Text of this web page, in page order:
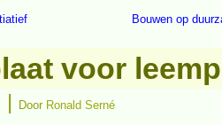
Bouwen op
voor
| Door Ronald Serné